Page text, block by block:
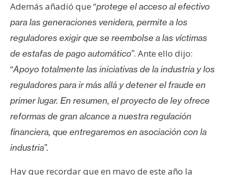
Además añadió que “protege el acceso al efectivo
para las generaciones venidera, permite a los
reguladores exigir que se reembolse a las víctimas
de estafas de pago automático”. Ante ello dijo:
“Apoyo totalmente las iniciativas de la industria y los
reguladores para ir más allá y detener el fraude en
primer lugar. En resumen, el proyecto de ley ofrece
reformas de gran alcance a nuestra regulación
financiera, que entregaremos en asociación con la
industria”.
Hay que recordar que en mayo de este año la